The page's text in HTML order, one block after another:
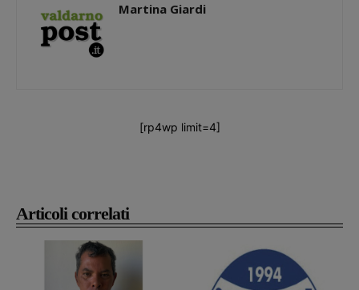
Articoli correlati
Martina Giardi
[rp4wp limit=4]